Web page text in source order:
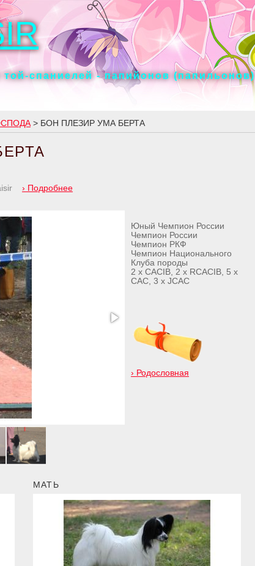
спаниелей - папийонов (папильонов)
> БОН ПЛЕЗИР УМА БЕРТА
› Подробнее
Юный Чемпион России
Чемпион России
Чемпион РКФ
Чемпион Национального
Клуба породы
2 x CACIB, 2 x RCACIB, 5 x
CAC, 3 x JCAC
› Родословная
МАТЬ